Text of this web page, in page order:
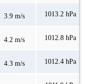
3.9 m/s 1013.2 hPa
4.2 m/s 1012.8 hPa
4.3 m/s 1012.4 hPa